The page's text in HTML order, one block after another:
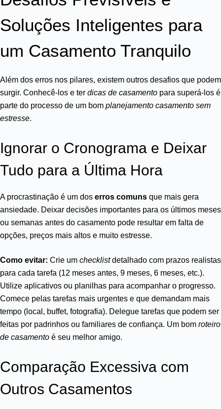
Soluções Inteligentes para
um Casamento Tranquilo
Além dos erros nos pilares, existem outros desafios que podem
surgir. Conhecê-los e ter dicas de casamento para superá-los é
parte do processo de um bom planejamento casamento sem
estresse.
Ignorar o Cronograma e Deixar
Tudo para a Última Hora
A procrastinação é um dos erros comuns que mais gera
ansiedade. Deixar decisões importantes para os últimos meses
ou semanas antes do casamento pode resultar em falta de
opções, preços mais altos e muito estresse.
Como evitar: Crie um checklistdetalhado com prazos realistas
para cada tarefa (12 meses antes, 9 meses, 6 meses, etc.).
Utilize aplicativos ou planilhas para acompanhar o progresso.
Comece pelas tarefas mais urgentes e que demandam mais
tempo (local, buffet, fotografia). Delegue tarefas que podem ser
feitas por padrinhos ou familiares de confiança. Um bom roteiro
de casamento é seu melhor amigo.
Comparação Excessiva com
Outros Casamentos